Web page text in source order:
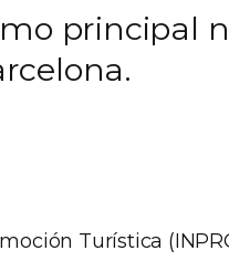
principal
Turística